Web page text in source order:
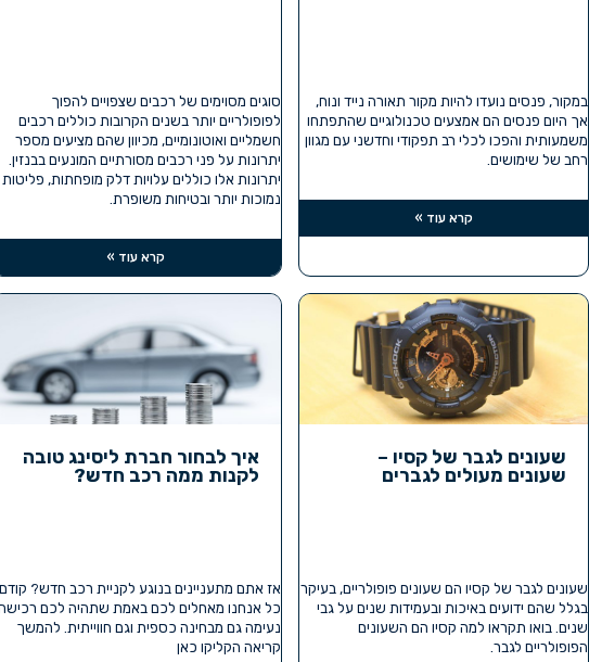
במקור, פנסים נועדו להיות מקור תאורה נייד ונוח,
אך היום פנסים הם אמצעים טכנולוגיים שהתפתחו
משמעותית והפכו לכלי רב תפקודי וחדשני עם מגוון
רחב של שימושים.
קרא עוד »
סוגים מסוימים של רכבים שצפויים להפוך
לפופולריים יותר בשנים הקרובות כוללים רכבים
חשמליים ואוטונומיים, מכיוון שהם מציעים מספר
יתרונות על פני רכבים מסורתיים המונעים בבנזין.
יתרונות אלו כוללים עלויות דלק מופחתות, פליטות
נמוכות יותר ובטיחות משופרת.
קרא עוד »
שעונים לגבר של קסיו –
שעונים מעולים לגברים
שעונים לגבר של קסיו הם שעונים פופולריים, בעיקר
בגלל שהם ידועים באיכות ובעמידות שנים על גבי
שנים. בואו תקראו למה קסיו הם השעונים
הפופולריים לגבר.
איך לבחור חברת ליסינג טובה
לקנות ממה רכב חדש?
אז אתם מתעניינים בנוגע לקניית רכב חדש? קודם
כל אנחנו מאחלים לכם באמת שתהיה לכם
נעימה גם מבחינה כספית וגם חווייתית. להמשך
קריאה הקליקו כאן